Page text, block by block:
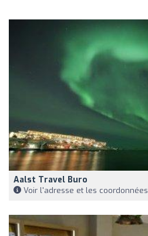
Aalst Travel Buro
Voir l'adresse et les coordonnées